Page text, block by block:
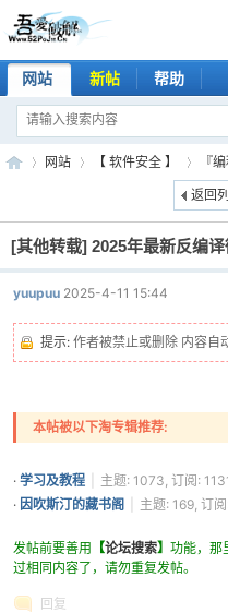
网站 新帖 帮助
吾 »
网站
›
【 软件安全 】
›
『
返回
[其他转载] 2025年最新反编
yuupuu 2025-4-11 15:44
提示: 作者被禁止或删除 内容自
本帖被以下淘专辑推荐:
· 学习及教程 主题: 1073, 订阅:
· 因吹斯汀的藏书阁
主题: 169, 订
发帖前要善用
【论坛搜索】 功能，那
过相同内容了，请勿重复发帖。
回复